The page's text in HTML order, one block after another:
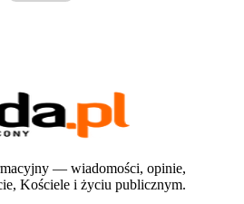
— wiadomości, opinie,
Kościele i życiu publicznym.